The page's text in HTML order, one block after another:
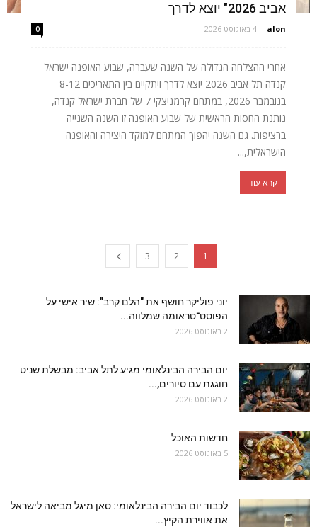
אביב 2026" יוצא לדרך
alon
- 4 באוגוסט 2026 0
אחרי ההצלחה הגדולה של השנה שעברה, שבוע האופנה ישראל
קנדה תל אביב 2026 יוצא לדרך ויתקיים בין התאריכים 8-12
בנובמבר 2026, במתחם קרמניצקי 7 של חברת ישראל קנדה,
נותנת החסות הראשית של שבוע האופנה זו השנה השנייה
ברציפות. גם השנה יהפוך המתחם למוקד היצירה והאופנה
הישראלית,...
קרא עוד
1
2
3
יוני פוליקר חושף את "הלם קרב": שיר אישי על
הפוסט־טראומה שמלווה...
2 באוגוסט 2026
יום הבירה הבינלאומי מגיע לתל אביב: מבשלת שניט
חוגגת עם סיורים,...
2 באוגוסט 2026
חדשות האוכל
5 באוגוסט 2026
לכבוד יום הבירה הבינלאומי: סאן מיגל מביאה לישראל
את אווירת הקיץ...